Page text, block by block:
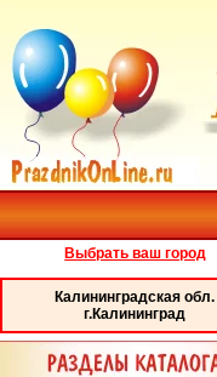
Выбрать ваш город
Калининградская обл.
г.Калининград